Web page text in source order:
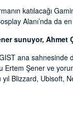
katılacağı
Alanı’nda da
sunuyor, Ahmet
ana sahnesinde
Ertem Şener ve
Blizzard, Ubisoft,